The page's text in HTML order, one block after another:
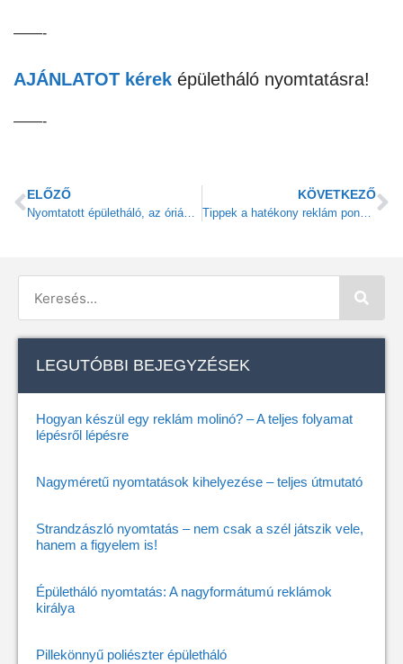
——-
AJÁNLATOT kérek épületháló nyomtatásra!
——-
ELŐZŐ
Nyomtatott épületháló, az óriás méretű reklámhordozó
KÖVETKEZŐ
Tippek a hatékony reklám ponyva nyomtatásához
LEGUTÓBBI BEJEGYZÉSEK
Hogyan készül egy reklám molinó? – A teljes folyamat
lépésről lépésre
Nagyméretű nyomtatások kihelyezése – teljes útmutató
Strandzászló nyomtatás – nem csak a szél játszik vele,
hanem a figyelem is!
Épületháló nyomtatás: A nagyformátumú reklámok
királya
Pillekönnyű poliészter épületháló